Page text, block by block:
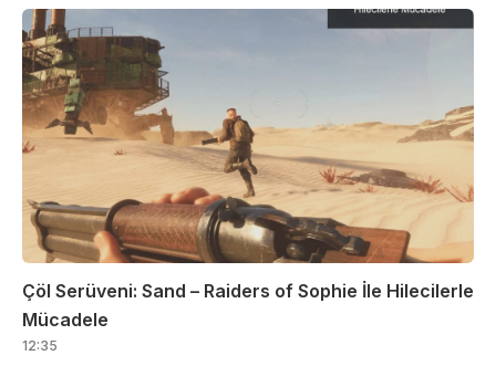
Çöl Serüveni: Sand – Raiders of Sophie İle Hilecilerle
Mücadele
12:35